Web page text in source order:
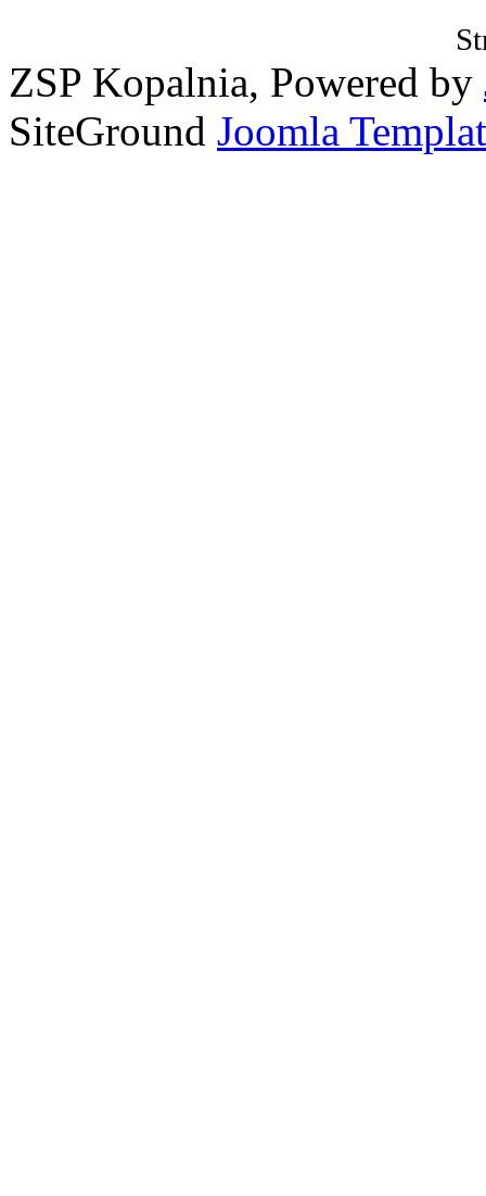
ZSP Kopalnia, Powered by
SiteGround Joomla